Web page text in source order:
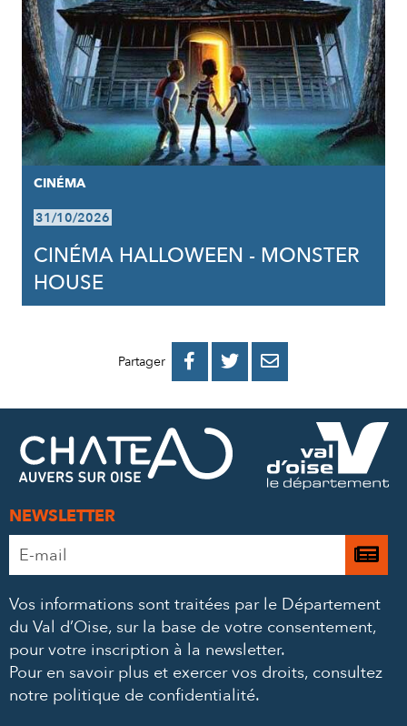
CINÉMA
31/10/2026
CINÉMA HALLOWEEN - MONSTER
HOUSE
Partager 
PARTAGER
FACEBOOK
PARTAGER
PARTAGER
MAIL
NEWSLETTER
Adresse
e-
*
Je
à
Vos informations sont traitées par le Département
du Val d’Oise, sur la base de votre consentement,
pour votre inscription à la newsletter.
Pour en savoir plus et exercer vos droits, consultez
notre politique de confidentialité.